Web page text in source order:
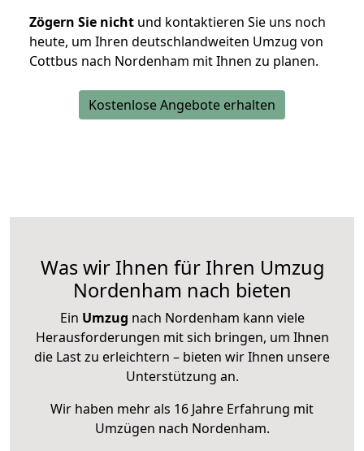
Zögern Sie nicht und kontaktieren Sie uns noch
heute, um Ihren deutschlandweiten Umzug von
Cottbus nach Nordenham mit Ihnen zu planen.
Kostenlose Angebote erhalten
Was wir Ihnen für Ihren Umzug
Nordenham nach bieten
Ein Umzug nach Nordenham kann viele
Herausforderungen mit sich bringen, um Ihnen
die Last zu erleichtern – bieten wir Ihnen unsere
Unterstützung an.
Wir haben mehr als 16 Jahre Erfahrung mit
Umzügen nach Nordenham.